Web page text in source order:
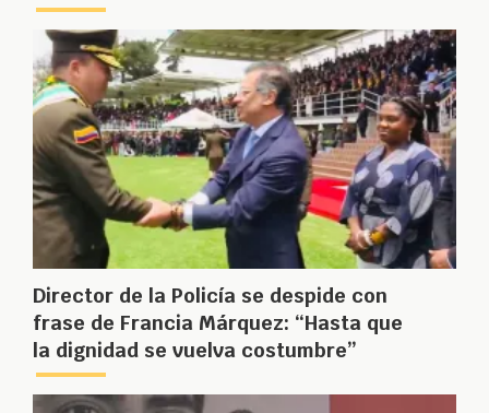
Director de la Policía se despide con
frase de Francia Márquez: “Hasta que
la dignidad se vuelva costumbre”